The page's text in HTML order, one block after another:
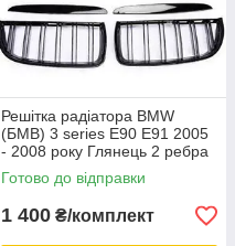
Решітка радіатора BMW
(БМВ) 3 series E90 E91 2005
- 2008 року Глянець 2 ребра
Ніздрі BMW E90 2005 - 2008
Готово до відправки
1 400 ₴/комплект